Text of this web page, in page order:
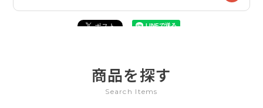
商品を探す
Search Items